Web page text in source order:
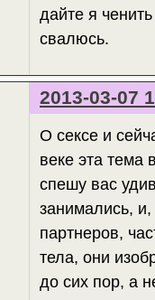
дайте я
свалюсь.
2013-03-07
О сексе и
веке эта тема
спешу вас
занимались, и,
партнеров,
тела, они
до сих пор, а